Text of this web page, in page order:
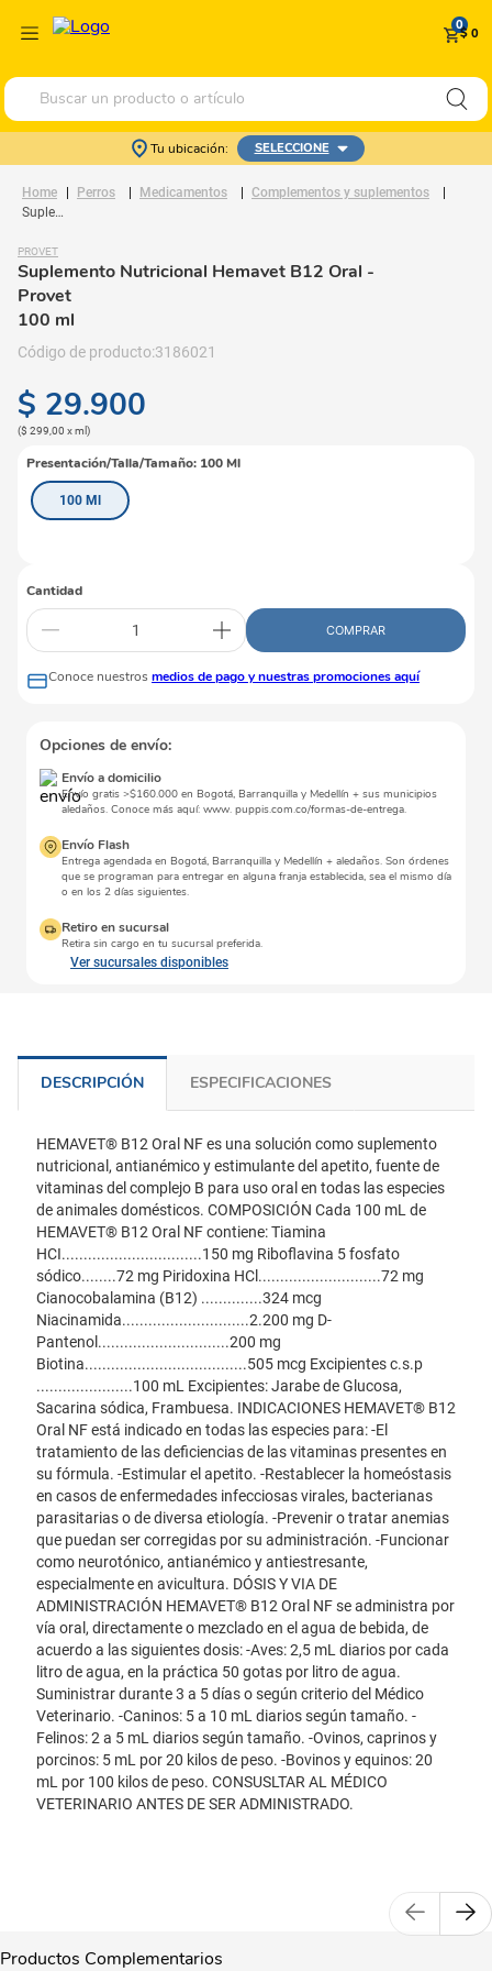
0$ 0
Buscar un producto o artículo
Tu ubicación: SELECCIONE
Perros Medicamentos
Complementos y suplementos
Suplemento Nutricional Hemavet B12 Oral
PROVET
Suplemento Nutricional Hemavet B12 Oral -
Provet
100 ml
3186021
$ 29.900
($ 299,00 xml )
Presentación/Talla/Tamaño: 100 Ml
100 Ml
Cantidad
COMPRAR
Conoce nuestros medios de pago y nuestras promociones aquí
Opciones de envío:
Envío a domicilio
Envío gratis >$160.000 en Bogotá, Barranquilla y Medellín + sus municipios
aledaños. Conoce más aquí: www. puppis.com.co/formas-de-entrega.
Envío Flash
Entrega agendada en Bogotá, Barranquilla y Medellín + aledaños. Son órdenes
que se programan para entregar en alguna franja establecida, sea el mismo día
o en los 2 días siguientes.
Retiro en sucursal
Retira sin cargo en tu sucursal preferida.
Ver sucursales disponibles
DESCRIPCIÓN ESPECIFICACIONES
HEMAVET® B12 Oral NF es una solución como suplemento
nutricional, antianémico y estimulante del apetito, fuente de
vitaminas del complejo B para uso oral en todas las especies
de animales domésticos. COMPOSICIÓN Cada 100 mL de
HEMAVET® B12 Oral NF contiene: Tiamina
HCI................................150 mg Riboflavina 5 fosfato
sódico........72 mg Piridoxina HCl............................72 mg
Cianocobalamina (B12) ..............324 mcg
Niacinamida.............................2.200 mg D-
Pantenol..............................200 mg
Biotina.....................................505 mcg Excipientes c.s.p
......................100 mL Excipientes: Jarabe de Glucosa,
Sacarina sódica, Frambuesa. INDICACIONES HEMAVET® B12
Oral NF está indicado en todas las especies para: -El
tratamiento de las deficiencias de las vitaminas presentes en
su fórmula. -Estimular el apetito. -Restablecer la homeóstasis
en casos de enfermedades infecciosas virales, bacterianas
parasitarias o de diversa etiología. -Prevenir o tratar anemias
que puedan ser corregidas por su administración. -Funcionar
como neurotónico, antianémico y antiestresante,
especialmente en avicultura. DÓSIS Y VIA DE
ADMINISTRACIÓN HEMAVET® B12 Oral NF se administra por
vía oral, directamente o mezclado en el agua de bebida, de
acuerdo a las siguientes dosis: -Aves: 2,5 mL diarios por cada
litro de agua, en la práctica 50 gotas por litro de agua.
Suministrar durante 3 a 5 días o según criterio del Médico
Veterinario. -Caninos: 5 a 10 mL diarios según tamaño. -
Felinos: 2 a 5 mL diarios según tamaño. -Ovinos, caprinos y
porcinos: 5 mL por 20 kilos de peso. -Bovinos y equinos: 20
mL por 100 kilos de peso. CONSUSLTAR AL MÉDICO
VETERINARIO ANTES DE SER ADMINISTRADO.
Productos Complementarios